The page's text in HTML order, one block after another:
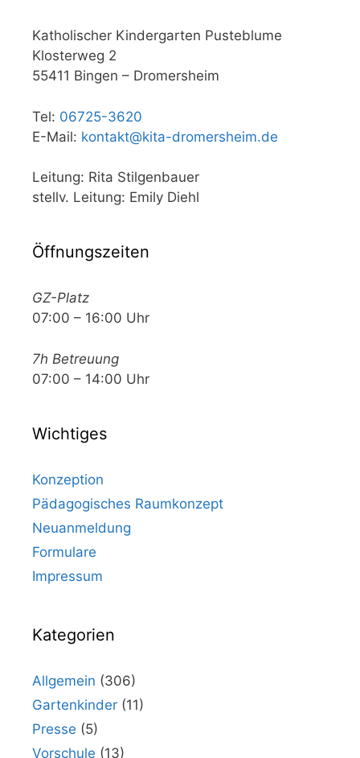
Katholischer Kindergarten Pusteblume
Klosterweg 2
55411 Bingen – Dromersheim
Tel: 06725-3620
E-Mail: kontakt@kita-dromersheim.de
Leitung: Rita Stilgenbauer
stellv. Leitung: Emily Diehl
Öffnungszeiten
GZ-Platz
07:00 – 16:00 Uhr
7h Betreuung
07:00 – 14:00 Uhr
Wichtiges
Konzeption
Pädagogisches Raumkonzept
Neuanmeldung
Formulare
Impressum
Kategorien
Allgemein (306)
Gartenkinder (11)
Presse (5)
Vorschule (13)